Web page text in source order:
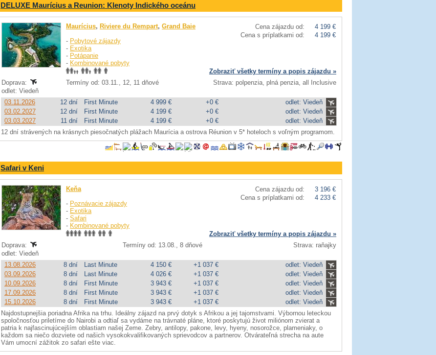
DELUXE Maurícius a Reunion: Klenoty Indického oceánu
Cena zájazdu od:
4 199 €
Cena s príplatkami od:
4 199 €
Maurícius, Riviere du Rempart, Grand Baie
- Pobytové zájazdy
- Exotika
- Potápanie
- Kombinované pobyty
Zobraziť všetky termíny a popis zájazdu »
Doprava:
Termíny od: 03.11., 12, 11 dňové
Strava: polpenzia, plná penzia, all Inclusive
odlet: Viedeň
03.11.2026
12 dní First Minute 4 999 € +0 €
odlet: Viedeň
03.02.2027
12 dní First Minute 4 199 € +0 €
odlet: Viedeň
03.03.2027
11 dní First Minute 4 199 € +0 €
odlet: Viedeň
12 dní strávených na krásnych piesočnatých plážach Maurícia a ostrova Réunion v 5* hoteloch s voľným programom.
Safari v Keni
Cena zájazdu od:
3 196 €
Cena s príplatkami od:
4 233 €
Keňa
- Poznávacie zájazdy
- Exotika
- Safari
- Kombinované pobyty
Zobraziť všetky termíny a popis zájazdu »
Doprava:
Termíny od: 13.08., 8 dňové
Strava: raňajky
odlet: Viedeň
13.08.2026
8 dní Last Minute 4 150 € +1 037 €
odlet: Viedeň
03.09.2026
8 dní Last Minute 4 026 € +1 037 €
odlet: Viedeň
10.09.2026
8 dní First Minute 3 943 € +1 037 €
odlet: Viedeň
17.09.2026
8 dní First Minute 3 943 € +1 037 €
odlet: Viedeň
15.10.2026
8 dní First Minute 3 943 € +1 037 €
odlet: Viedeň
Najdostupnejšia poriadna Afrika na trhu. Ideálny zájazd na prvý dotyk s Afrikou a jej tajomstvami. Výbornou leteckou
spoločnosťou priletíme do Nairobi a odtiaľ sa vydáme na trávnaté pláne, ktoré poskytujú život miliónom zvierat a
patria k najfascinujúcejším oblastiam našej Zeme. Zebry, antilopy, pakone, levy, hyeny, nosorožce, plameniaky, o
každom sa niečo dozviete od našich vysokokvalifikovaných sprievodcov a partnerov. Otvárateľná strecha na aute
Vám umocní zážitok zo safari ešte viac.